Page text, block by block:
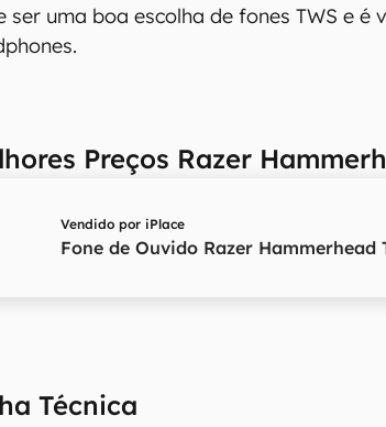
ser uma boa escolha de fones TWS e
Preços Razer
Vendido por iPlace
Fone de Ouvido Razer Hammerhead
Técnica